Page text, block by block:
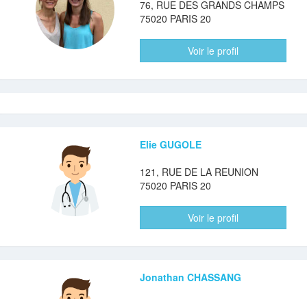
76, RUE DES GRANDS CHAMPS
75020 PARIS 20
Voir le profil
Elie GUGOLE
121, RUE DE LA REUNION
75020 PARIS 20
Voir le profil
Jonathan CHASSANG